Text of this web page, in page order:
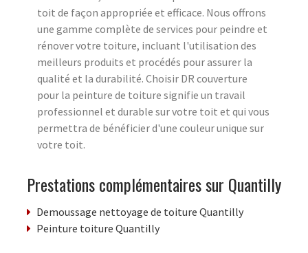
toit de façon appropriée et efficace. Nous offrons
une gamme complète de services pour peindre et
rénover votre toiture, incluant l'utilisation des
meilleurs produits et procédés pour assurer la
qualité et la durabilité. Choisir DR couverture
pour la peinture de toiture signifie un travail
professionnel et durable sur votre toit et qui vous
permettra de bénéficier d'une couleur unique sur
votre toit.
Prestations complémentaires sur Quantilly
Demoussage nettoyage de toiture Quantilly
Peinture toiture Quantilly